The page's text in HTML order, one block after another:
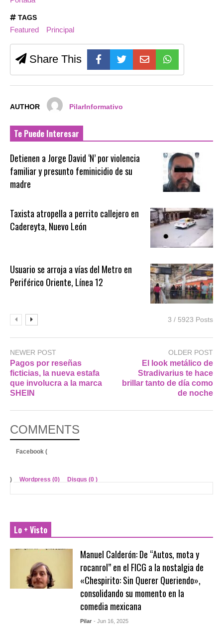
TAGS
Featured Principal
Share This
AUTHOR PilarInformativo
Te Puede Interesar
Detienen a Jorge David ‘N’ por violencia
familiar y presunto feminicidio de su
madre
Taxista atropella a perrito callejero en
Cadereyta, Nuevo León
Usuario se arroja a vías del Metro en
Periférico Oriente, Línea 12
3 / 5923 Posts
NEWER POST
Pagos por reseñas
ficticias, la nueva estafa
que involucra a la marca
SHEIN
OLDER POST
El look metálico de
Stradivarius te hace
brillar tanto de día como
de noche
COMMENTS
Facebook (
) Wordpress (0) Disqus (0 )
Lo + Visto
Manuel Calderón: De “Autos, mota y
rocanrol” en el FICG a la nostalgia de
«Chespirito: Sin Querer Queriendo»,
consolidando su momento en la
comedia mexicana
Pilar - Jun 16, 2025